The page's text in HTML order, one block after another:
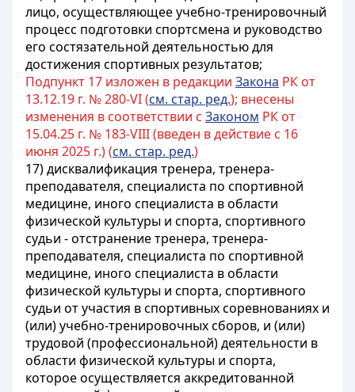
лицо, осуществляющее учебно-тренировочный
процесс подготовки спортсмена и руководство
его состязательной деятельностью для
достижения спортивных результатов;
Подпункт 17 изложен в редакции Закона РК от
13.12.19 г. № 280-VI (см. стар. ред.); внесены
изменения в соответствии с Законом РК от
15.04.25 г. № 183-VIII (введен в действие с 16
июня 2025 г.) (см. стар. ред.)
17) дисквалификация тренера, тренера-
преподавателя, специалиста по спортивной
медицине, иного специалиста в области
физической культуры и спорта, спортивного
судьи - отстранение тренера, тренера-
преподавателя, специалиста по спортивной
медицине, иного специалиста в области
физической культуры и спорта, спортивного
судьи от участия в спортивных соревнованиях и
(или) учебно-тренировочных сборов, и (или)
трудовой (профессиональной) деятельности в
области физической культуры и спорта,
которое осуществляется аккредитованной